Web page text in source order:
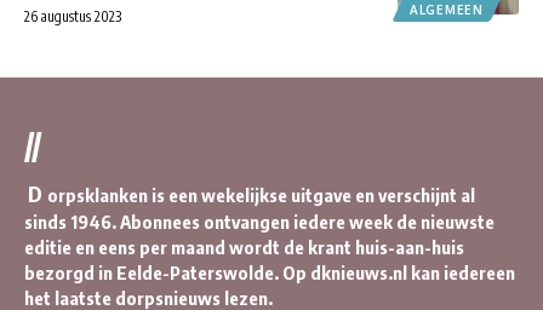
ALGEMEEN
26 augustus 2023
//
D orpsklanken is een wekelijkse uitgave en verschijnt al
sinds 1946. Abonnees ontvangen iedere week de nieuwste
editie en eens per maand wordt de krant huis-aan-huis
bezorgd in Eelde-Paterswolde. Op dknieuws.nl kan iedereen
het laatste dorpsnieuws lezen.